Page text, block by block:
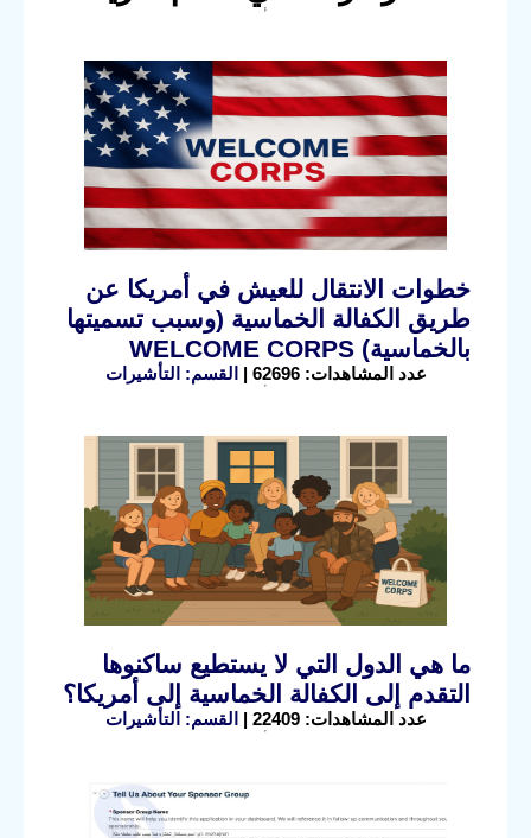
خطوات الانتقال للعيش في أمريكا عن
طريق الكفالة الخماسية (وسبب تسميتها
بالخماسية) WELCOME CORPS
عدد المشاهدات: 62696 | القسم: التأشيرات
ما هي الدول التي لا يستطيع ساكنوها
التقدم إلى الكفالة الخماسية إلى أمريكا؟
عدد المشاهدات: 22409 | القسم: التأشيرات